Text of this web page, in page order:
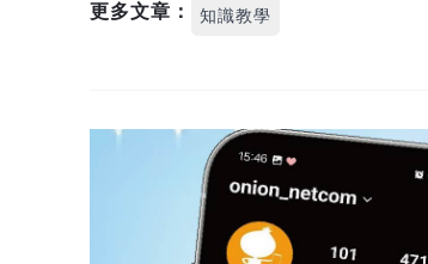
更多文章： 知識教學